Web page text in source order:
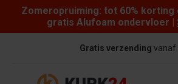
Skip to content
Zomeropruiming: tot 60% korting
gratis Alufoam ondervloer |
Gratis verzending vanaf